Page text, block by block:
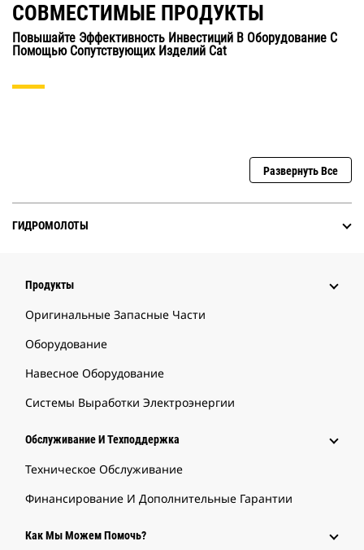
СОВМЕСТИМЫЕ ПРОДУКТЫ
Повышайте Эффективность Инвестиций В Оборудование С
Помощью Сопутствующих Изделий Cat
Развернуть Все
ГИДРОМОЛОТЫ
Продукты
Оригинальные Запасные Части
Оборудование
Навесное Оборудование
Системы Выработки Электроэнергии
Обслуживание И Техподдержка
Техническое Обслуживание
Финансирование И Дополнительные Гарантии
Как Мы Можем Помочь?